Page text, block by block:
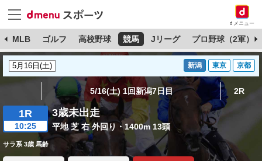
dメニュー
MLB ゴルフ 高校野球 競馬 Jリーグ プロ野球（2軍）
新潟 東京 京都
5/16(土) 1回新潟7日目 2R
1R
10:25
3歳未出走
平地 芝 右 外回り・1400m 13頭
サラ系 3歳 馬齢